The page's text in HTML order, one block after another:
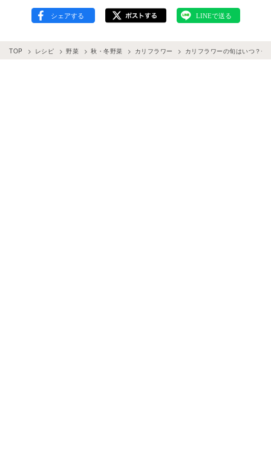
TOP レシピ 野菜 秋・冬野菜 カリフラワー カリフラワーの旬はいつ？保